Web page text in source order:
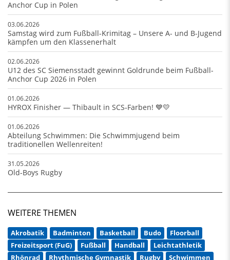
Anchor Cup in Polen
03.06.2026
Samstag wird zum Fußball-Krimitag – Unsere A- und B-Jugend
kämpfen um den Klassenerhalt
02.06.2026
U12 des SC Siemensstadt gewinnt Goldrunde beim Fußball-
Anchor Cup 2026 in Polen
01.06.2026
HYROX Finisher — Thibault in SCS‑Farben! 💙💛
01.06.2026
Abteilung Schwimmen: Die Schwimmjugend beim
traditionellen Wellenreiten!
31.05.2026
Old-Boys Rugby
WEITERE THEMEN
Akrobatik Badminton Basketball Budo
Floorball
Freizeitsport (FuG)
Fußball Handball
Leichtathletik
Rhönrad
Rhythmische Gymnastik Rugby
Schwimmen